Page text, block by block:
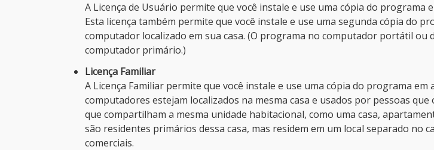
A Licença de Usuário permite que você instale e use uma cópia do programa
Esta licença também permite que você instale e use uma segunda cópia do
computador localizado em sua casa. (O programa no computador portátil
computador primário.)
Licença Familiar
A Licença Familiar permite que você instale e use uma cópia do programa
computadores estejam localizados na mesma casa e usados por pessoas
que compartilham a mesma unidade habitacional, como uma casa,
são residentes primários dessa casa, mas residem em um local separado no
comerciais.